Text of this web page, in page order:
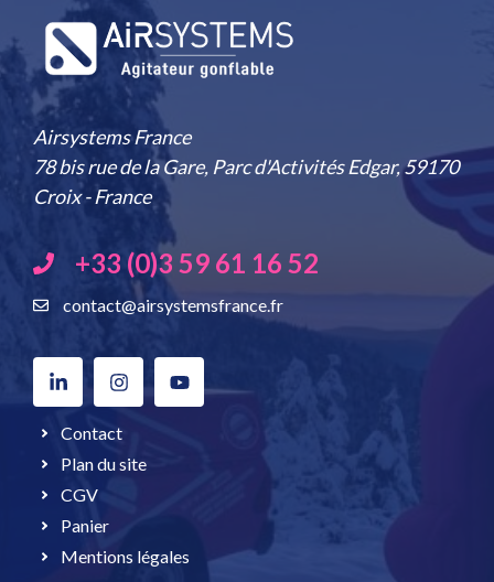
Airsystems France
78 bis rue de la Gare, Parc d'Activités Edgar, 59170
Croix - France
+33 (0)3 59 61 16 52
contact@airsystemsfrance.fr
Contact
Plan du site
CGV
Panier
Mentions légales